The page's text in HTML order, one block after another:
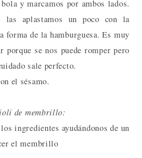
y marcamos por ambos lados.
las aplastamos un poco con la
forma de la hamburguesa. Es muy
porque se nos puede romper pero
sale perfecto.
el sésamo.
de membrillo:
ingredientes ayudándonos de un
el membrillo